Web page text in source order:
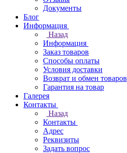
Документы
Блог
Информация
Назад
Информация
Заказ товаров
Способы оплаты
Условия доставки
Возврат и обмен товаров
Гарантия на товар
Галерея
Контакты
Назад
Контакты
Адрес
Реквизиты
Задать вопрос